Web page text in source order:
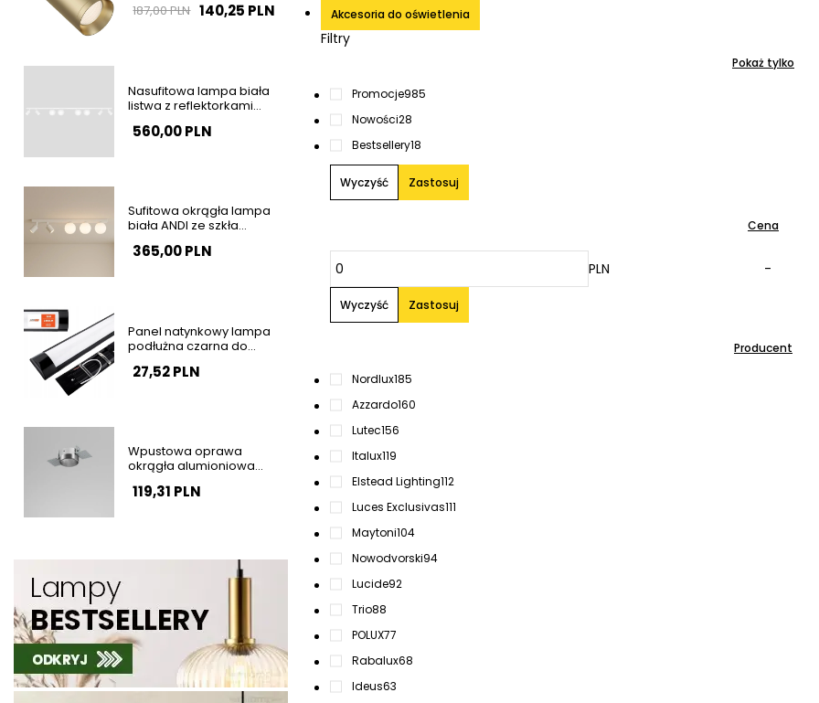
140,25 PLN
187,00 PLN
Nasufitowa lampa biała
listwa z reflektorkami
sypialni K-5498
560,00 PLN
Sufitowa okrągła lampa
biała ANDI ze szkła
regulacją do salonu K-
365,00 PLN
Panel natynkowy lampa
podłużna czarna do
barwa neutralna SLP2934
27,52 PLN
Wpustowa oprawa
okrągła alumioniowa
podtynkowych 81247-11
119,31 PLN
Akcesoria do oświetlenia
Filtry
Pokaż tylko
Promocje985
Nowości28
Bestsellery18
Wyczyść Zastosuj
Cena
PLN -
Wyczyść Zastosuj
Producent
Nordlux185
Azzardo160
Lutec156
Italux119
Elstead Lighting112
Luces Exclusivas111
Maytoni104
Nowodvorski94
Lucide92
Trio88
POLUX77
Rabalux68
Ideus63